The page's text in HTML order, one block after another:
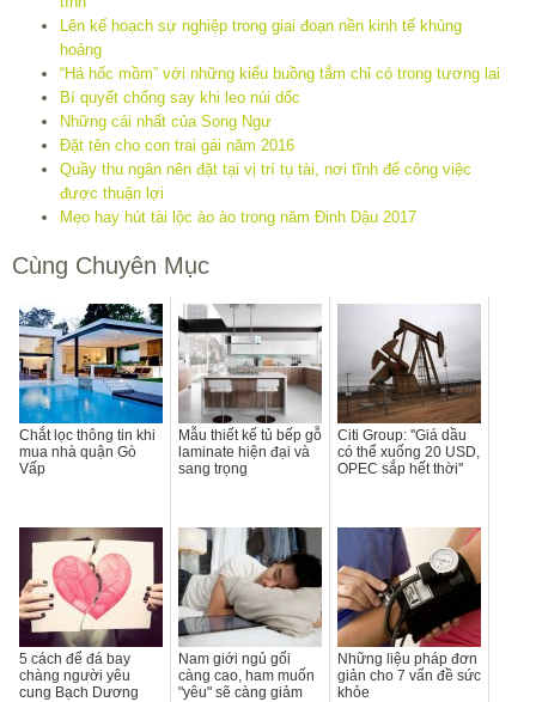
Lên kế hoạch sự nghiệp trong giai đoạn nền kinh tế khủng
hoảng
“Há hốc mồm” với những kiểu buồng tắm chỉ có trong tương lai
Bí quyết chống say khi leo núi dốc
Những cái nhất của Song Ngư
Đặt tên cho con trai gái năm 2016
Quầy thu ngân nên đặt tại vị trí tụ tài, nơi tĩnh để công việc
được thuận lợi
Mẹo hay hút tài lộc ào ào trong năm Đinh Dậu 2017
Cùng Chuyên Mục
Chắt lọc thông tin khi
mua nhà quận Gò
Vấp
Mẫu thiết kế tủ bếp gỗ
laminate hiện đại và
sang trọng
Citi Group: ''Giá dầu
có thể xuống 20 USD,
OPEC sắp hết thời''
5 cách để đá bay
chàng người yêu
cung Bạch Dương
Nam giới ngủ gối
càng cao, ham muốn
"yêu" sẽ càng giảm
Những liệu pháp đơn
giản cho 7 vấn đề sức
khỏe